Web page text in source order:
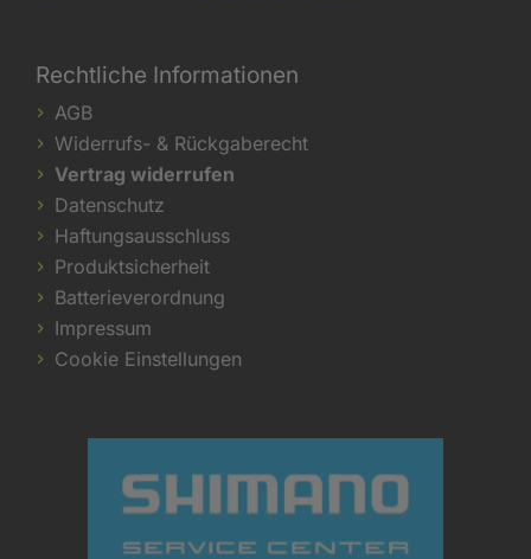
Rechtliche Informationen
AGB
Widerrufs- & Rückgaberecht
Vertrag widerrufen
Datenschutz
Haftungsausschluss
Produktsicherheit
Batterieverordnung
Impressum
Cookie Einstellungen